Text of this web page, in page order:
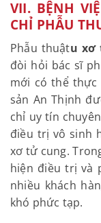
Thăm khám
>>> Phòng
cách liên lạc
hotline
VII. BỆNH
CHỈ PHẪU
Phẫu thuậtu xơ
đòi hỏi bác sĩ
mới có thể thực
sản An Thịnh